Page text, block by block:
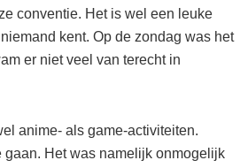
conventie. Het is wel een leuke
kent. Op de zondag was het
er niet veel van terecht in
anime- als game-activiteiten.
gaan. Het was namelijk onmogelijk